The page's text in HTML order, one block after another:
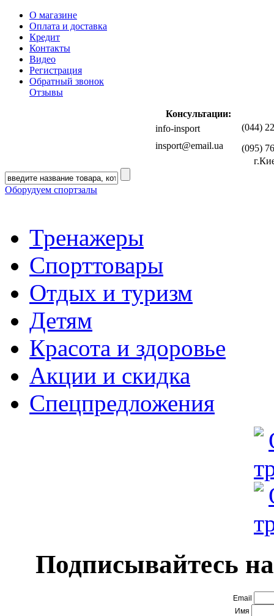
О магазине
Оплата и доставка
Кредит
Контакты
Видео
Регистрация
Обратный звонок
Отзывы
Консультации:
info-insport
(044)
insport@email.ua
(095)
Оборудуем спортзалы
Тренажеры
Спорттовары
Отдых и туризм
Детям
Красота и здоровье
Акции и скидка
Спецпредложения
Подписывайтесь
Email
Имя